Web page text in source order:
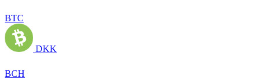
BTC
DKK
BCH